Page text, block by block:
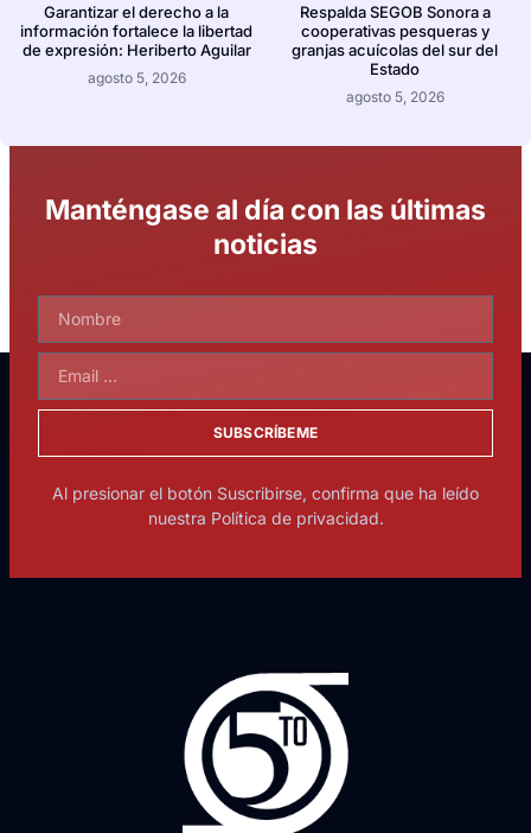
Garantizar el derecho a la
información fortalece la libertad
de expresión: Heriberto Aguilar
agosto 5, 2026
Respalda SEGOB Sonora a
cooperativas pesqueras y
granjas acuícolas del sur del
Estado
agosto 5, 2026
Manténgase al día con las últimas
noticias
SUBSCRÍBEME
Al presionar el botón Suscribirse, confirma que ha leído
nuestra Política de privacidad.